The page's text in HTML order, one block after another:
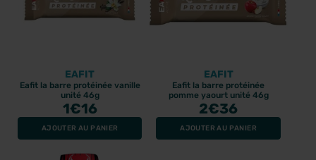
EAFIT
Eafit la barre protéinée vanille
unité 46g
1€16
AJOUTER AU PANIER
EAFIT
Eafit la barre protéinée
pomme yaourt unité 46g
2€36
AJOUTER AU PANIER